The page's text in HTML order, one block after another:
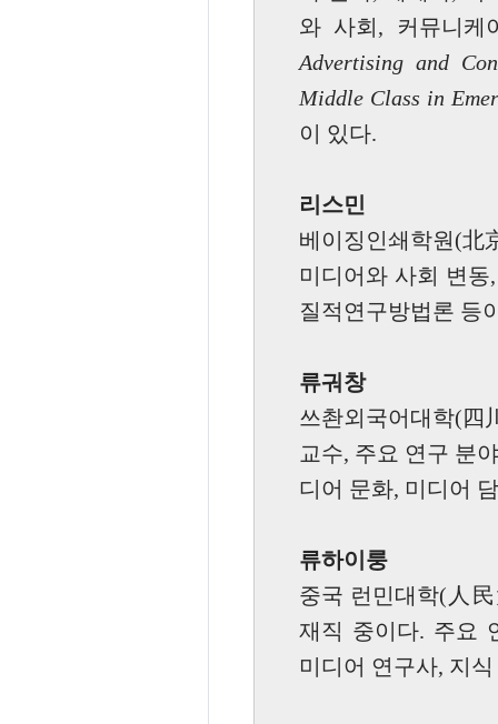
와 사회, 커뮤니케
Advertising and
Middle Class in
이 있다.
리스민
베이징인쇄학원(北
미디어와 사회 변
질적연구방법론
류궈창
쓰촨외국어대학(四
교수, 주요 연구 분
디어 문화, 미디어
류하이룽
중국 런민대학(人
재직 중이다. 주요
미디어 연구사, 지